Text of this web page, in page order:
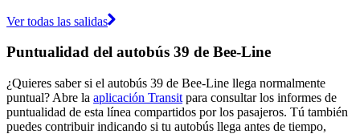
Ver todas las salidas
Puntualidad del autobús 39 de Bee-Line
¿Quieres saber si el autobús 39 de Bee-Line llega normalmente
puntual? Abre la aplicación Transit para consultar los informes de
puntualidad de esta línea compartidos por los pasajeros. Tú también
puedes contribuir indicando si tu autobús llega antes de tiempo,